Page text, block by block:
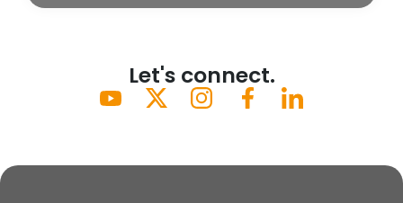
Let's connect.